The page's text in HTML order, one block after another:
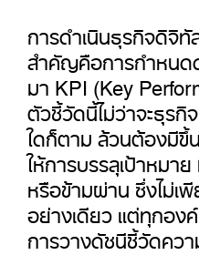
การดำเนินธุรกิจดิจิ
สำคัญคือการกำหนด
มา KPI (Key
ตัวชี้วัดนี้ไม่ว่าจะธุร
ใดก็ตาม ล้วนต้องมี
ให้การบรรลุเป้าหมา
หรือข้ามผ่าน ซึ่งไม่เ
อย่างเดียว แต่ทุกอ
การวางดัชนีชี้วัดคว